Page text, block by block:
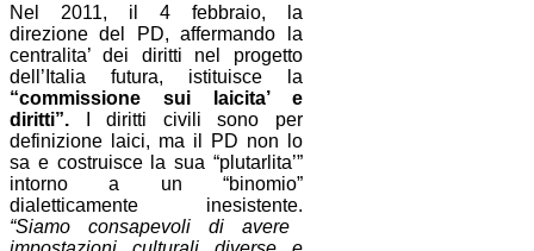
Nel 2011, il 4 febbraio, la
direzione del PD, affermando la
centralita’ dei diritti nel progetto
dell’Italia futura, istituisce la
“commissione sui laicita’ e
diritti”. I diritti civili sono per
definizione laici, ma il PD non lo
sa e costruisce la sua “plutarlita’”
intorno a un “binomio”
dialetticamente inesistente.
“Siamo consapevoli di avere